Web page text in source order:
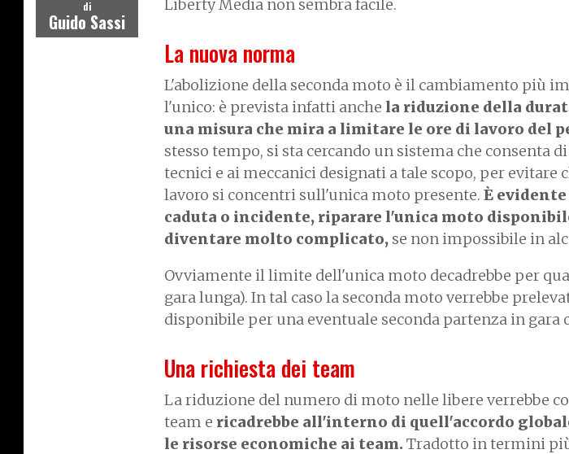
Liberty Media non sembra facile.
La nuova norma
L'abolizione della seconda moto è il cambiamento più
l'unico: è prevista infatti anche la riduzione della
una misura che mira a limitare le ore di lavoro del
stesso tempo, si sta cercando un sistema che consenta
tecnici e ai meccanici designati a tale scopo, per evitare
lavoro si concentri sull'unica moto presente. È
caduta o incidente, riparare l'unica moto
diventare molto complicato, se non impossibile in
Ovviamente il limite dell'unica moto decadrebbe per
gara lunga). In tal caso la seconda moto verrebbe
disponibile per una eventuale seconda partenza in gara
Una richiesta dei team
La riduzione del numero di moto nelle libere verrebbe
team e ricadrebbe all'interno di quell'accordo
le risorse economiche ai team. Tradotto in termini
di
Guido Sassi